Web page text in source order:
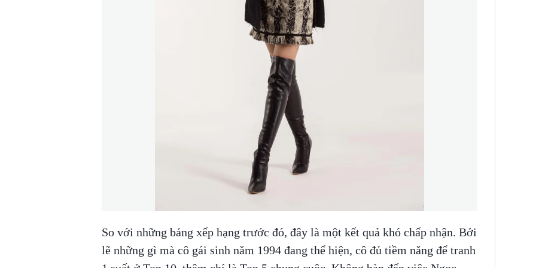
So với những bảng xếp hạng trước đó, đây là một kết quả khó chấp nhận. Bởi
lẽ những gì mà cô gái sinh năm 1994 đang thể hiện, cô đủ tiềm năng để tranh